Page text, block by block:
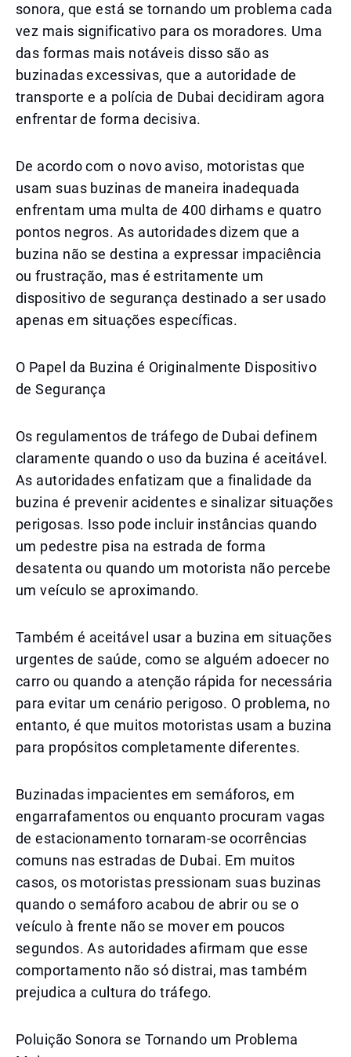
sonora, que está se tornando um problema cada
vez mais significativo para os moradores. Uma
das formas mais notáveis disso são as
buzinadas excessivas, que a autoridade de
transporte e a polícia de Dubai decidiram agora
enfrentar de forma decisiva.
De acordo com o novo aviso, motoristas que
usam suas buzinas de maneira inadequada
enfrentam uma multa de 400 dirhams e quatro
pontos negros. As autoridades dizem que a
buzina não se destina a expressar impaciência
ou frustração, mas é estritamente um
dispositivo de segurança destinado a ser usado
apenas em situações específicas.
O Papel da Buzina é Originalmente Dispositivo
de Segurança
Os regulamentos de tráfego de Dubai definem
claramente quando o uso da buzina é aceitável.
As autoridades enfatizam que a finalidade da
buzina é prevenir acidentes e sinalizar situações
perigosas. Isso pode incluir instâncias quando
um pedestre pisa na estrada de forma
desatenta ou quando um motorista não percebe
um veículo se aproximando.
Também é aceitável usar a buzina em situações
urgentes de saúde, como se alguém adoecer no
carro ou quando a atenção rápida for necessária
para evitar um cenário perigoso. O problema, no
entanto, é que muitos motoristas usam a buzina
para propósitos completamente diferentes.
Buzinadas impacientes em semáforos, em
engarrafamentos ou enquanto procuram vagas
de estacionamento tornaram-se ocorrências
comuns nas estradas de Dubai. Em muitos
casos, os motoristas pressionam suas buzinas
quando o semáforo acabou de abrir ou se o
veículo à frente não se mover em poucos
segundos. As autoridades afirmam que esse
comportamento não só distrai, mas também
prejudica a cultura do tráfego.
Poluição Sonora se Tornando um Problema